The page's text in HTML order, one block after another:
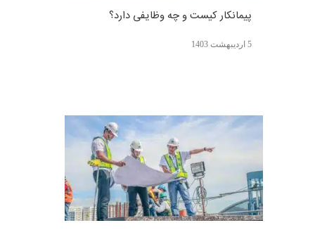
پیمانکار کیست و چه وظایفی دارد؟
5 اردیبهشت 1403